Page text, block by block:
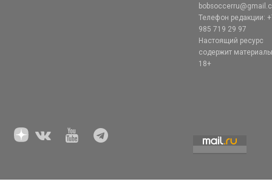
Телефон редакции:
985 719 29 97
Настоящий ресурс
содержит
18+